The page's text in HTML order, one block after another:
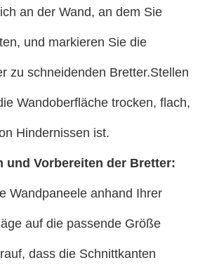
an der Wand, an dem Sie
und markieren Sie die
zu schneidenden Bretter.Stellen
Wandoberfläche trocken, flach,
Hindernissen ist.
und Vorbereiten der Bretter:
Wandpaneele anhand Ihrer
auf die passende Größe
dass die Schnittkanten